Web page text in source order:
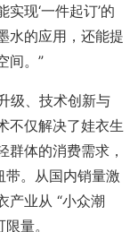
现‘一件起订’的
水的应用，还能提
间。”
级、技术创新与
不仅解决了娃衣生
群体的消费需求，
带。从国内销量激
产业从 “小众潮
量。